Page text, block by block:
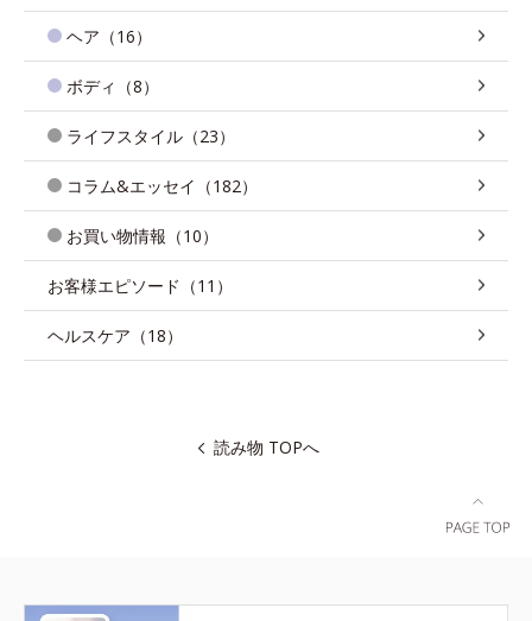
ヘア（16）
ボディ（8）
ライフスタイル（23）
コラム&エッセイ（182）
お買い物情報（10）
お客様エピソード（11）
ヘルスケア（18）
読み物 TOPへ